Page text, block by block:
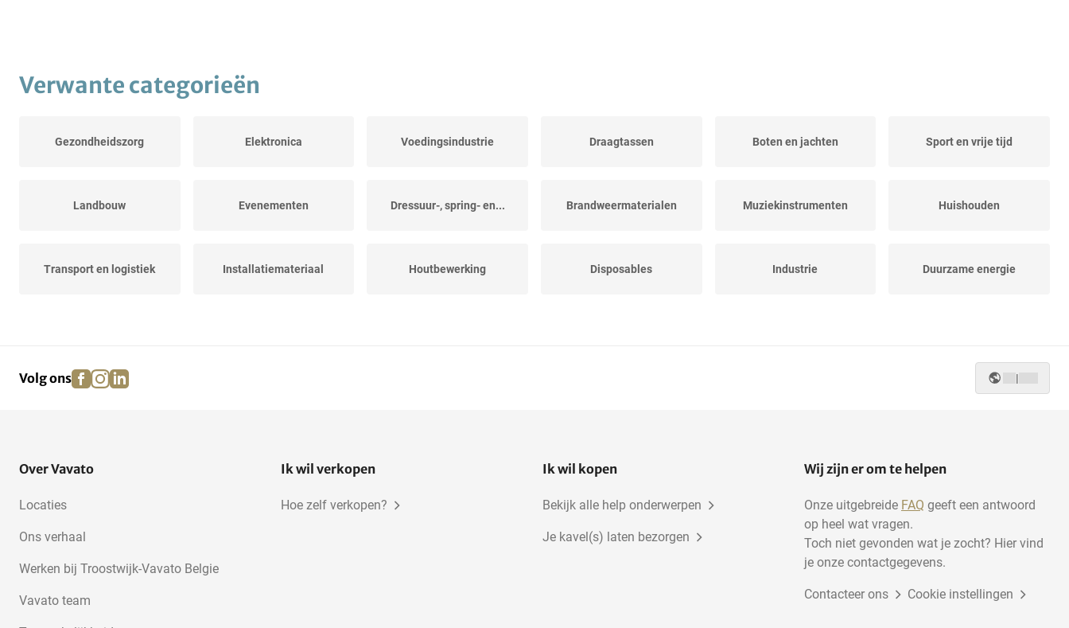
Verwante categorieën
Gezondheidszorg Elektronica Voedingsindustrie Draagtassen Boten en jachten Sport en vrije tijd
Landbouw Evenementen Dressuur-, spring- en... Brandweermaterialen Muziekinstrumenten Huishouden
Transport en logistiek Installatiemateriaal Houtbewerking Disposables Industrie Duurzame energie
Gereedschap
Tuin en terras Mooi en gezond
Volg ons facebook
instagram
linkedin |
Over Vavato
Locaties
Ons verhaal
Werken bij Troostwijk-Vavato Belgie
Vavato team
Ik wil verkopen
Hoe zelf verkopen?
Ik wil kopen
Bekijk alle help onderwerpen
Je kavel(s) laten bezorgen
Wij zijn er om te helpen
Onze uitgebreide FAQ geeft een antwoord
op heel wat vragen.
Toch niet gevonden wat je zocht? Hier vind
je onze contactgegevens.
Contacteer ons Cookie instellingen